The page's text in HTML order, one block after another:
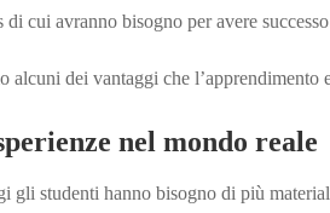
cui avranno bisogno per avere
alcuni dei vantaggi che l’apprendimento
nel mondo reale
gli studenti hanno bisogno di più